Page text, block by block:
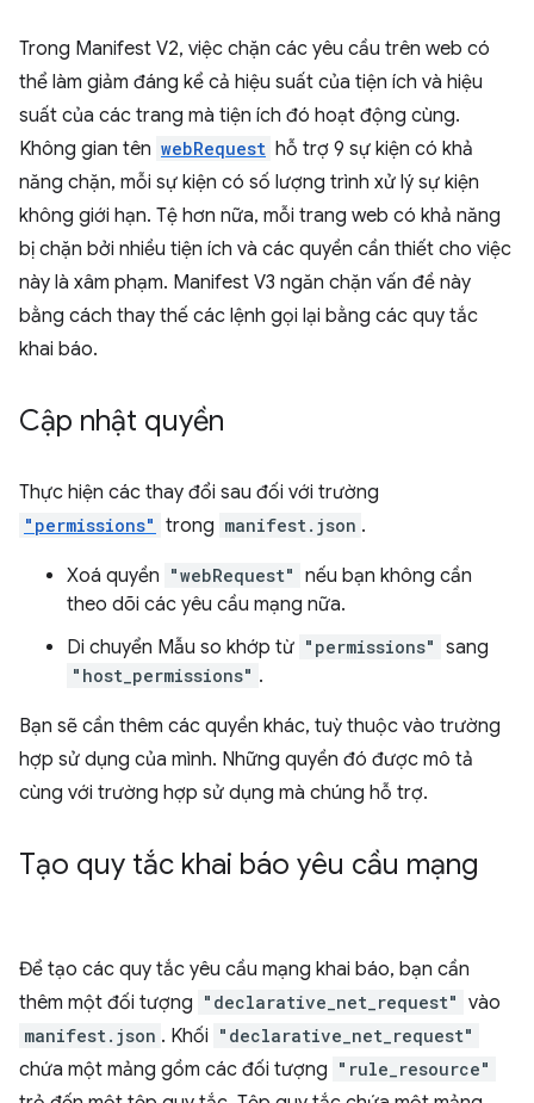
Trong Manifest V2, việc chặn các yêu cầu trên web có
thể làm giảm đáng kể cả hiệu suất của tiện ích và hiệu
suất của các trang mà tiện ích đó hoạt động cùng.
Không gian tên webRequest hỗ trợ 9 sự kiện có khả
năng chặn, mỗi sự kiện có số lượng trình xử lý sự kiện
không giới hạn. Tệ hơn nữa, mỗi trang web có khả năng
bị chặn bởi nhiều tiện ích và các quyền cần thiết cho việc
này là xâm phạm. Manifest V3 ngăn chặn vấn đề này
bằng cách thay thế các lệnh gọi lại bằng các quy tắc
khai báo.
Cập nhật quyền
Thực hiện các thay đổi sau đối với trường
"permissions" trong manifest.json .
Xoá quyền "webRequest" nếu bạn không cần
theo dõi các yêu cầu mạng nữa.
Di chuyển Mẫu so khớp từ "permissions" sang
"host_permissions" .
Bạn sẽ cần thêm các quyền khác, tuỳ thuộc vào trường
hợp sử dụng của mình. Những quyền đó được mô tả
cùng với trường hợp sử dụng mà chúng hỗ trợ.
Tạo quy tắc khai báo yêu cầu mạng
Để tạo các quy tắc yêu cầu mạng khai báo, bạn cần
thêm một đối tượng "declarative_net_request" vào
manifest.json . Khối "declarative_net_request"
chứa một mảng gồm các đối tượng "rule_resource"